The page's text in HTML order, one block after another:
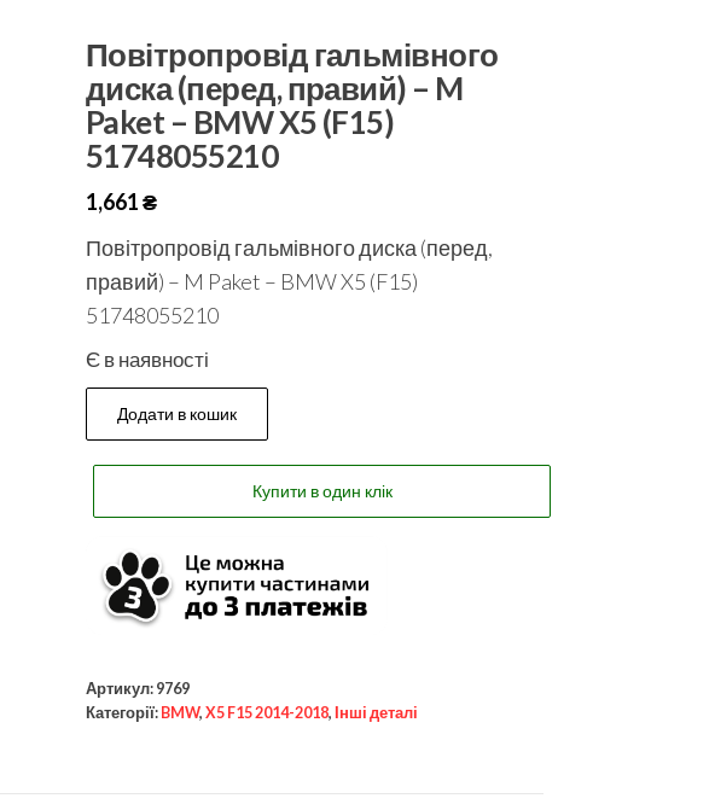
Повітропровід гальмівного
диска (перед, правий) – M
Paket – BMW X5 (F15)
51748055210
1,661₴
Повітропровід гальмівного диска (перед,
правий) – M Paket – BMW X5 (F15)
51748055210
Є в наявності
Додати в кошик
Купити в один клік
Артикул: 9769
Категорії: BMW, X5 F15 2014-2018, Інші деталі